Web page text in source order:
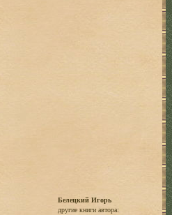
Белецкий Игорь
другие книги автора: